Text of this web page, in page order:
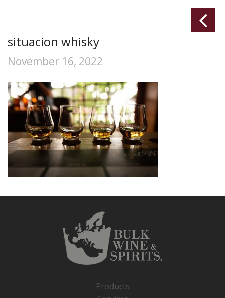
situacion whisky
November 16, 2022
Products